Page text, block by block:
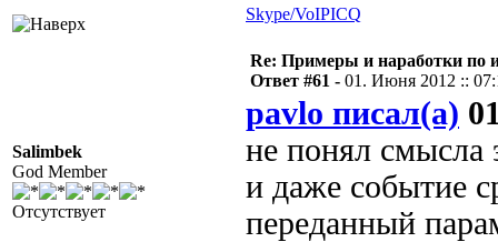
Skype/VoIPICQ
Salimbek
God Member
Отсутствует
Re: Примеры и наработки по
Ответ #61 - 01. Июня 2012 ::
pavlo писал(а)
не понял смысла
и даже событие
переданный